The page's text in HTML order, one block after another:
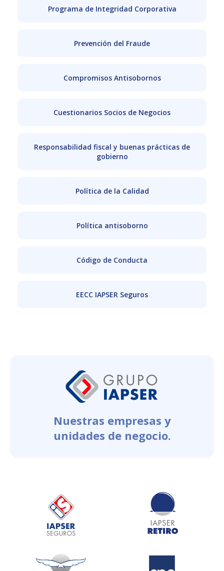
Programa de Integridad Corporativa
Prevención del Fraude
Compromisos Antisobornos
Cuestionarios Socios de Negocios
Responsabilidad fiscal y buenas prácticas de
gobierno
Política de la Calidad
Política antisoborno
Código de Conducta
EECC IAPSER Seguros
Nuestras empresas y
unidades de negocio.